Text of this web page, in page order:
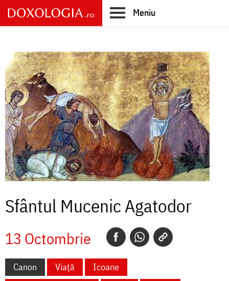
Skip
to
main
Meniu
Sfântul Mucenic Agatodor
13 Octombrie
Canon Viață
Icoane